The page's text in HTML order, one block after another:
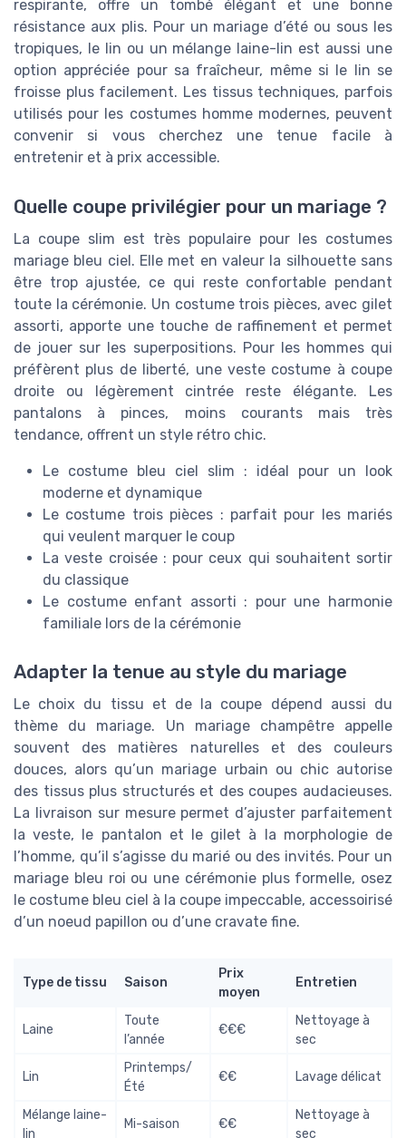
respirante, offre un tombé élégant et une bonne
résistance aux plis. Pour un mariage d’été ou sous les
tropiques, le lin ou un mélange laine-lin est aussi une
option appréciée pour sa fraîcheur, même si le lin se
froisse plus facilement. Les tissus techniques, parfois
utilisés pour les costumes homme modernes, peuvent
convenir si vous cherchez une tenue facile à
entretenir et à prix accessible.
Quelle coupe privilégier pour un mariage ?
La coupe slim est très populaire pour les costumes
mariage bleu ciel. Elle met en valeur la silhouette sans
être trop ajustée, ce qui reste confortable pendant
toute la cérémonie. Un costume trois pièces, avec gilet
assorti, apporte une touche de raffinement et permet
de jouer sur les superpositions. Pour les hommes qui
préfèrent plus de liberté, une veste costume à coupe
droite ou légèrement cintrée reste élégante. Les
pantalons à pinces, moins courants mais très
tendance, offrent un style rétro chic.
Le costume bleu ciel slim : idéal pour un look
moderne et dynamique
Le costume trois pièces : parfait pour les mariés
qui veulent marquer le coup
La veste croisée : pour ceux qui souhaitent sortir
du classique
Le costume enfant assorti : pour une harmonie
familiale lors de la cérémonie
Adapter la tenue au style du mariage
Le choix du tissu et de la coupe dépend aussi du
thème du mariage. Un mariage champêtre appelle
souvent des matières naturelles et des couleurs
douces, alors qu’un mariage urbain ou chic autorise
des tissus plus structurés et des coupes audacieuses.
La livraison sur mesure permet d’ajuster parfaitement
la veste, le pantalon et le gilet à la morphologie de
l’homme, qu’il s’agisse du marié ou des invités. Pour un
mariage bleu roi ou une cérémonie plus formelle, osez
le costume bleu ciel à la coupe impeccable, accessoirisé
d’un noeud papillon ou d’une cravate fine.
Type de tissu Saison
Prix
moyen
Entretien
Laine
Toute
l’année
€€€
Nettoyage à
sec
Lin
Printemps/
Été
€€ Lavage délicat
Mélange laine-
lin
Mi-saison €€
Nettoyage à
sec